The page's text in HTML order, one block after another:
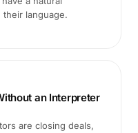
language.
an Interpreter
are closing deals,